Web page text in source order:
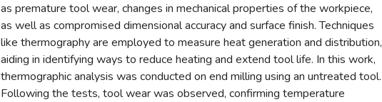
as premature tool wear, changes in mechanical properties of the workpiece,
as well as compromised dimensional accuracy and surface finish. Techniques
like thermography are employed to measure heat generation and distribution,
aiding in identifying ways to reduce heating and extend tool life. In this work,
thermographic analysis was conducted on end milling using an untreated tool.
Following the tests, tool wear was observed, confirming temperature